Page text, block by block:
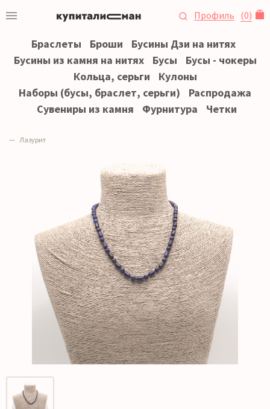
Профиль (0)
Браслеты Броши
Бусины Дзи на нитях
Бусины из камня на нитях
Бусы
Бусы - чокеры
Кольца, серьги
Кулоны
Наборы (бусы, браслет, серьги)
Распродажа
Сувениры из камня
Фурнитура Четки
Лазурит